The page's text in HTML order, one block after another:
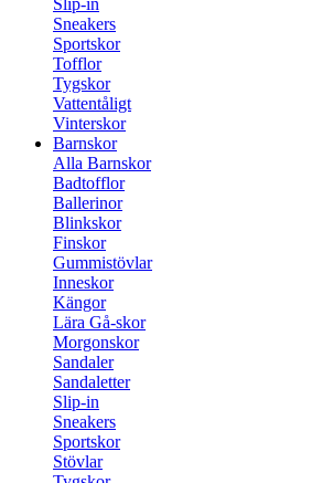
Slip-in
Sneakers
Sportskor
Tofflor
Tygskor
Vattentåligt
Vinterskor
Barnskor
Alla Barnskor
Badtofflor
Ballerinor
Blinkskor
Finskor
Gummistövlar
Inneskor
Kängor
Lära Gå-skor
Morgonskor
Sandaler
Sandaletter
Slip-in
Sneakers
Sportskor
Stövlar